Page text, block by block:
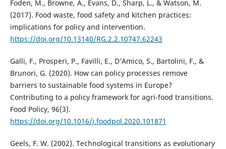
Foden, M., Browne, A., Evans, D., Sharp, L., & Watson, M.
(2017). Food waste, food safety and kitchen practices:
implications for policy and intervention.
https://doi.org/10.13140/RG.2.2.10747.62243
Galli, F., Prosperi, P., Favilli, E., D’Amico, S., Bartolini, F., &
Brunori, G. (2020). How can policy processes remove
barriers to sustainable food systems in Europe?
Contributing to a policy framework for agri-food transitions.
Food Policy, 96(3).
https://doi.org/10.1016/j.foodpol.2020.101871
Geels, F. W. (2002). Technological transitions as evolutionary